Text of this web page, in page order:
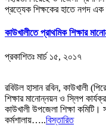
প্রত্যেক শিক্ষকের হাতে নগদ এক
কাউখালীতে প্রাথমিক শিক্ষার
প্রকাশিতঃ মার্চ ১৫, ২০১৭
রবিউল হাসান রবিন, কাউখালী
শিক্ষার মানোন্নয়ন ও স্লিপ
কাউখালী উপজেলা শিক্ষা
কর্মশালায়…..বিস্তারিত